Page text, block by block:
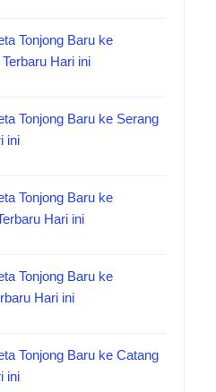
Tonjong Baru ke
Hari ini
Tonjong Baru ke Serang
ini
Tonjong Baru ke
Hari ini
Tonjong Baru ke
Hari ini
Tonjong Baru ke Catang
ini